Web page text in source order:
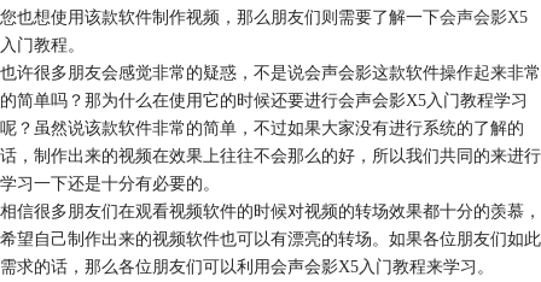
您也想使用该款软件制作视频，那么朋友们则需要了解一下会声会影X5
入门教程。
也许很多朋友会感觉非常的疑惑，不是说会声会影这款软件操作起来非常
的简单吗？那为什么在使用它的时候还要进行会声会影X5入门教程学习
呢？虽然说该款软件非常的简单，不过如果大家没有进行系统的了解的
话，制作出来的视频在效果上往往不会那么的好，所以我们共同的来进行
学习一下还是十分有必要的。
相信很多朋友们在观看视频软件的时候对视频的转场效果都十分的羡慕，
希望自己制作出来的视频软件也可以有漂亮的转场。如果各位朋友们如此
需求的话，那么各位朋友们可以利用会声会影X5入门教程来学习。